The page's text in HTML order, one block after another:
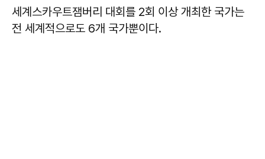
세계스카우트잼버리 대회를 2회 이상 개최한 국가는
전 세계적으로도 6개 국가뿐이다.